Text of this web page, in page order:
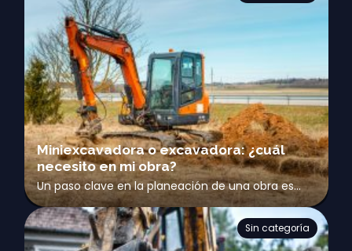
Miniexcavadora o excavadora: ¿cuál
necesito en mi obra?
Un paso clave en la planeación de una obra es…
Sin categoría